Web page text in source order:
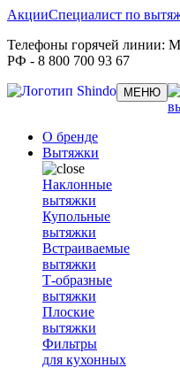
Акции
Телефоны горячей линии:
РФ - 8 800 700 93 67
Специалист по
Toggle
navigation
МЕНЮ
О бренде
Вытяжки
Наклонные
вытяжки
Купольные
вытяжки
Встраиваемые
вытяжки
Т-образные
вытяжки
Плоские
вытяжки
Фильтры
для кухонных